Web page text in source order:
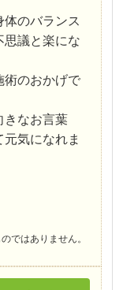
のバランス
思議と楽にな
術のおかげで
きなお言葉
気になれま
ではありません。